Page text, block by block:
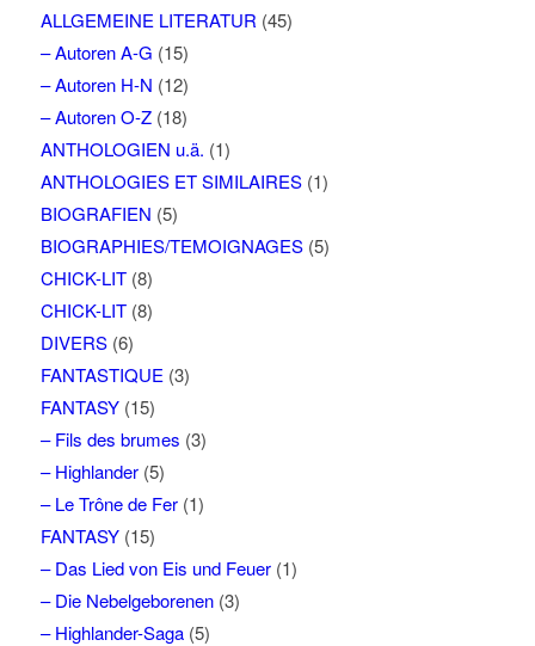
ALLGEMEINE LITERATUR (45)
– Autoren A-G (15)
– Autoren H-N (12)
– Autoren O-Z(18)
ANTHOLOGIEN u.ä. (1)
ANTHOLOGIES ET SIMILAIRES(1)
BIOGRAFIEN (5)
BIOGRAPHIES/TEMOIGNAGES(5)
CHICK-LIT(8)
CHICK-LIT(8)
DIVERS(6)
FANTASTIQUE (3)
FANTASY(15)
– Fils des brumes (3)
– Highlander(5)
– Le Trône de Fer(1)
FANTASY(15)
– Das Lied von Eis und Feuer(1)
– Die Nebelgeborenen(3)
– Highlander-Saga(5)